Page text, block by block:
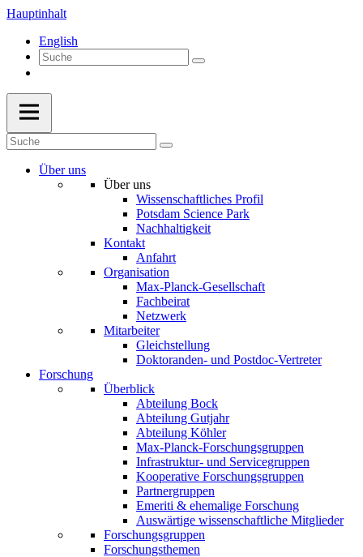
Hauptinhalt
English
Über uns
Über uns
Wissenschaftliches Profil
Potsdam Science Park
Nachhaltigkeit
Kontakt
Anfahrt
Organisation
Max-Planck-Gesellschaft
Fachbeirat
Netzwerk
Mitarbeiter
Gleichstellung
Doktoranden- und Postdoc-Vertreter
Forschung
Überblick
Abteilung Bock
Abteilung Gutjahr
Abteilung Köhler
Max-Planck-Forschungsgruppen
Infrastruktur- und Servicegruppen
Kooperative Forschungsgruppen
Partnergruppen
Emeriti & ehemalige Forschung
Auswärtige wissenschaftliche Mitglieder
Forschungsgruppen
Forschungsthemen